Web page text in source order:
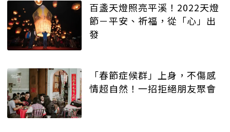
百盞天燈照亮平溪！2022天燈
節－平安、祈福，從「心」出
發
「春節症候群」上身，不傷感
情超自然！一招拒絕朋友聚會